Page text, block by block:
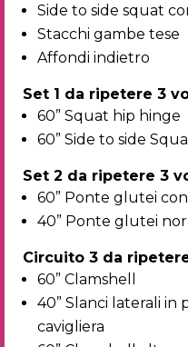
Side to side squat
Stacchi gambe tese
Affondi indietro
Set 1 da ripetere 3
60” Squat hip hinge
60” Side to side
Set 2 da ripetere 3
60” Ponte glutei
40” Ponte glutei
Circuito 3 da
60” Clamshell
40” Slanci laterali in
cavigliera